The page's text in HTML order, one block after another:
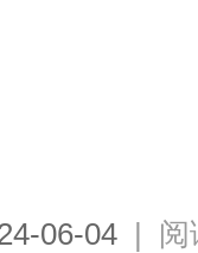
06-04 | 阅